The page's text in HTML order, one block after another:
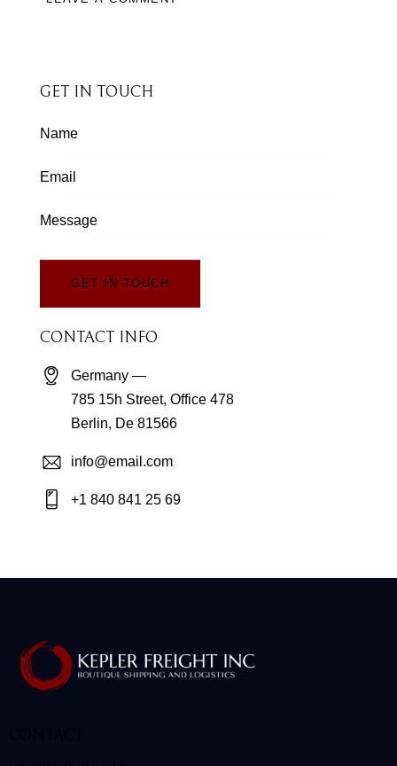
GET IN TOUCH
CONTACT INFO
Germany —
785 15h Street, Office 478
Berlin, De 81566
info@email.com
+1 840 841 25 69